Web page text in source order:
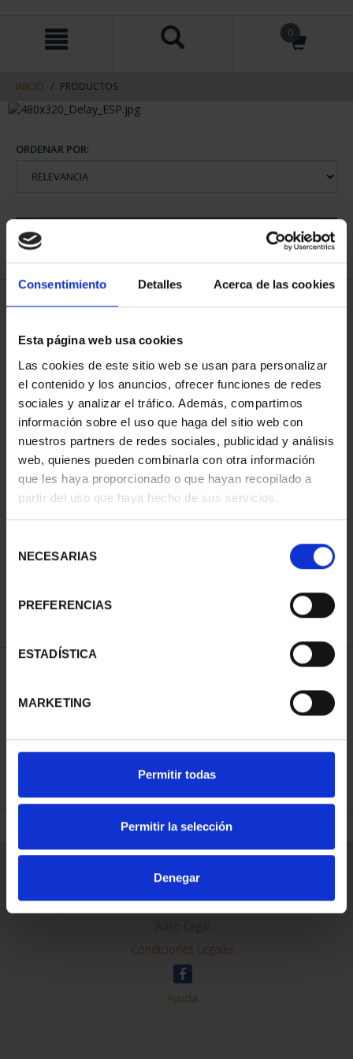
Consentimiento Detalles Acerca de las cookies
Esta página web usa cookies
Las cookies de este sitio web se usan para personalizar
el contenido y los anuncios, ofrecer funciones de redes
sociales y analizar el tráfico. Además, compartimos
información sobre el uso que haga del sitio web con
nuestros partners de redes sociales, publicidad y análisis
web, quienes pueden combinarla con otra información
que les haya proporcionado o que hayan recopilado a
partir del uso que haya hecho de sus servicios.
NECESARIAS
PREFERENCIAS
ESTADÍSTICA
MARKETING
Permitir todas
Permitir la selección
Denegar
contenido
navegacin
0
INICIO PRODUCTOS
ORDENAR POR:
1 Productos encontrados
73,00 €
REFINAR
Contacto
Preguntas Frequentes (FAQs)
Aviso Legal
Condiciones Legales
Ayuda